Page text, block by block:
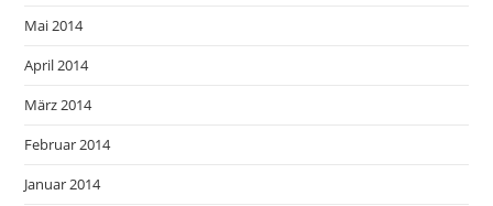
Mai 2014
April 2014
März 2014
Februar 2014
Januar 2014